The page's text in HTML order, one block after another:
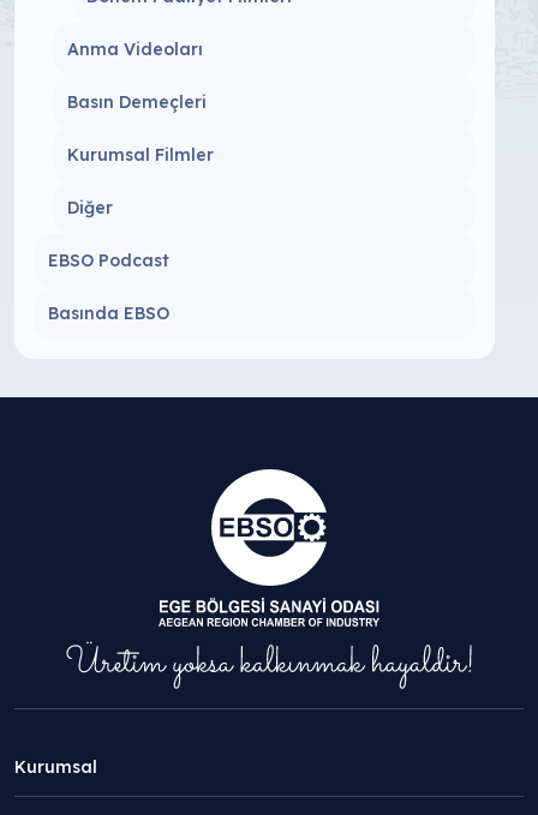
Anma Videoları
Basın Demeçleri
Kurumsal Filmler
Diğer
EBSO Podcast
Basında EBSO
Kurumsal